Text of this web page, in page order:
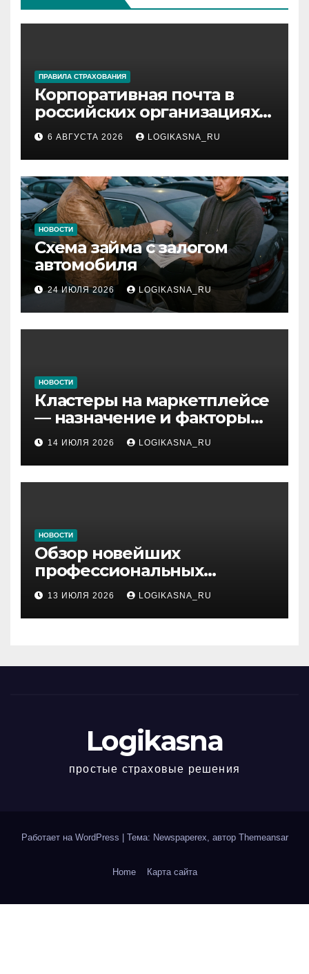
ПРАВИЛА СТРАХОВАНИЯ
Корпоративная почта в
российских организациях:
инфраструктура,
протоколы и безопасность
6 АВГУСТА 2026 LOGIKASNA_RU
НОВОСТИ
Схема займа с залогом
автомобиля
24 ИЮЛЯ 2026 LOGIKASNA_RU
НОВОСТИ
Кластеры на маркетплейсе
— назначение и факторы
ранжирования складов
14 ИЮЛЯ 2026 LOGIKASNA_RU
НОВОСТИ
Обзор новейших
профессиональных
материалов и
инструментов
13 ИЮЛЯ 2026 LOGIKASNA_RU
Logikasna
простые страховые решения
Работает на WordPress Тема: Newspaperex, автор Themeansar
Home Карта сайта